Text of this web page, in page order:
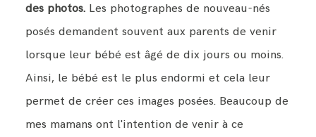
des photos. Les photographes de nouveau-nés
posés demandent souvent aux parents de venir
lorsque leur bébé est âgé de dix jours ou moins.
Ainsi, le bébé est le plus endormi et cela leur
permet de créer ces images posées. Beaucoup de
mes mamans ont l'intention de venir à ce